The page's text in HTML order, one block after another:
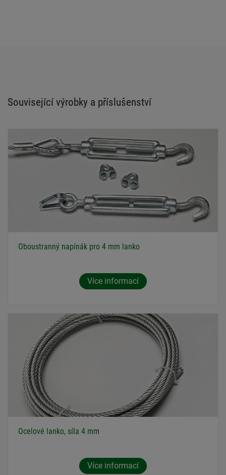
Související výrobky a příslušenství
Oboustranný napínák pro 4 mm lanko
Více informací
Ocelové lanko, síla 4 mm
Více informací